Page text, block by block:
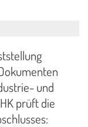
und
prüft die